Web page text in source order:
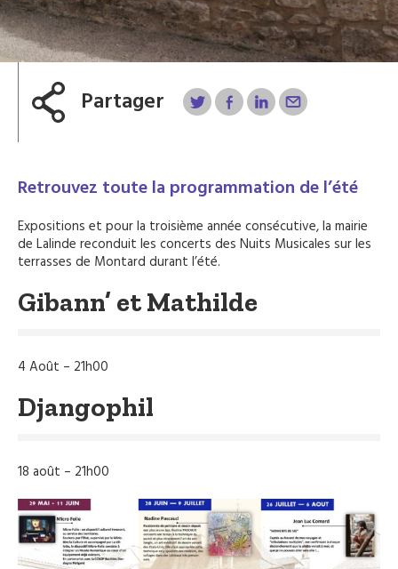
Partager
Retrouvez toute la programmation de l’été
Expositions et pour la troisième année consécutive, la mairie
de Lalinde reconduit les concerts des Nuits Musicales sur les
terrasses de Montard durant l’été.
Gibann’ et Mathilde
4 Août – 21h00
Djangophil
18 août – 21h00